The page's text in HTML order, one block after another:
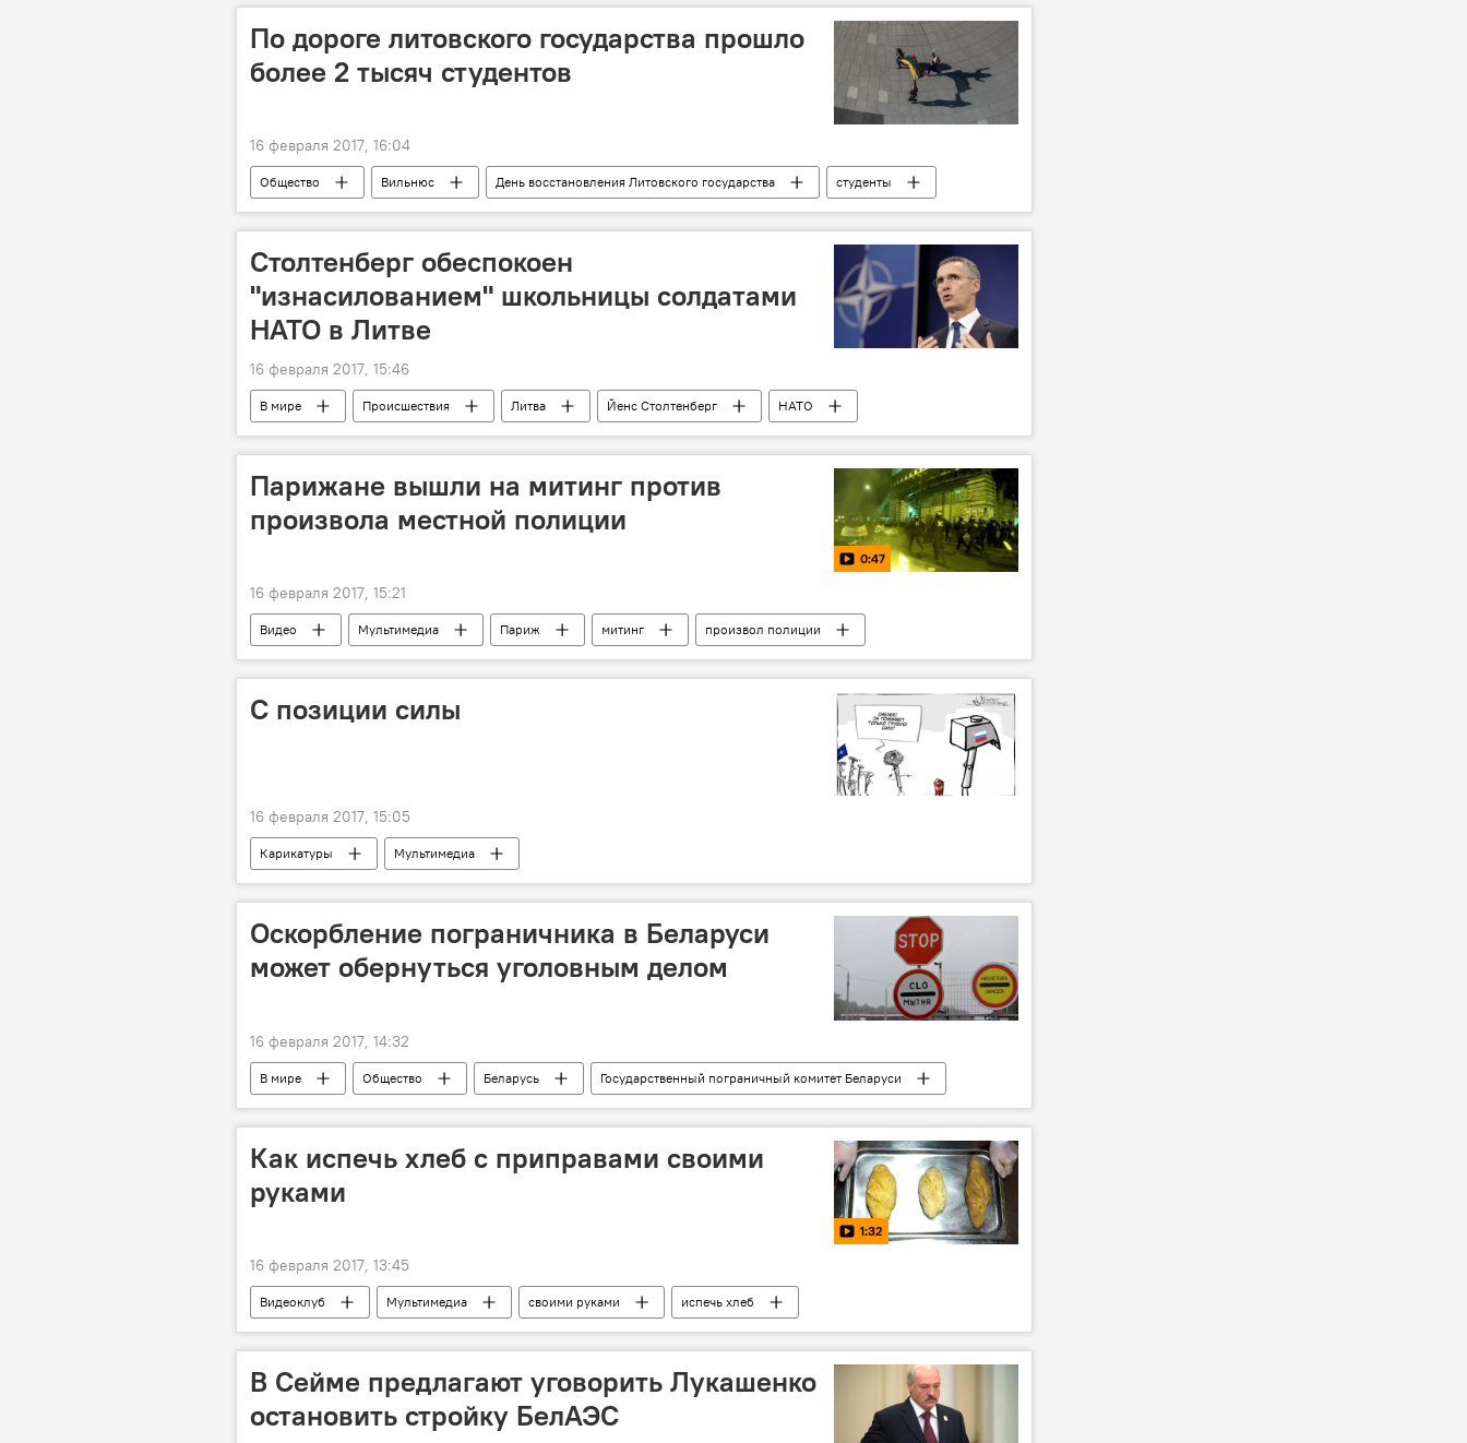
По дороге литовского государства прошло
более 2 тысяч студентов
16 февраля 2017, 16:04
Общество Вильнюс День восстановления Литовского государства
студенты
День восстановления Литовского государства
Столтенберг обеспокоен
"изнасилованием" школьницы солдатами
НАТО в Литве
16 февраля 2017, 15:46
В мире Происшествия Литва Йенс Столтенберг
НАТО
солдат
Парижане вышли на митинг против
произвола местной полиции
0:47
16 февраля 2017, 15:21
Видео Мультимедиа Париж митинг
произвол полиции
беспорядки
С позиции силы
16 февраля 2017, 15:05
Карикатуры Мультимедиа
Оскорбление пограничника в Беларуси
может обернуться уголовным делом
16 февраля 2017, 14:32
В мире Общество Беларусь
Государственный пограничный комитет Беларуси
граница
оскорбление пограничная зона
инцидент
Как испечь хлеб с приправами своими
руками
1:32
16 февраля 2017, 13:45
Видеоклуб Мультимедиа своими руками
испечь хлеб
хлеб с приправами
В Сейме предлагают уговорить Лукашенко
остановить стройку БелАЭС